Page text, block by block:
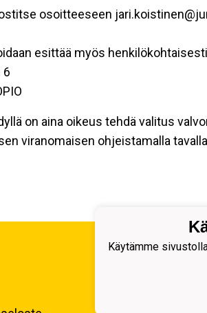
osoitteeseen
esittää myös
6
on aina oikeus tehdä valitus
viranomaisen ohjeistamalla
Kuopion
Aulis
Y-tunnus:
Käytämme